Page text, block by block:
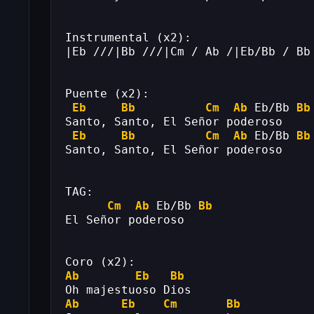
Instrumental (x2):
|Eb ///|Bb ///|Cm / Ab /|Eb/Bb /
Puente (x2):
Eb
Bb Cm Ab Eb/Bb Bb
Santo, Santo, El Señor poderoso
Eb
Bb Cm Ab Eb/Bb Bb
Santo, Santo, El Señor poderoso
TAG:
Cm
Ab Eb/Bb Bb
El Señor poderoso
Coro (x2):
Ab
Eb
Bb
Oh majestuoso Dios
Ab
Eb Cm
Bb